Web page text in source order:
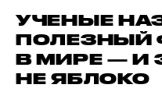
УЧЕНЫЕ
ПОЛЕЗНЫЙ
В МИРЕ — И
НЕ ЯБЛОКО